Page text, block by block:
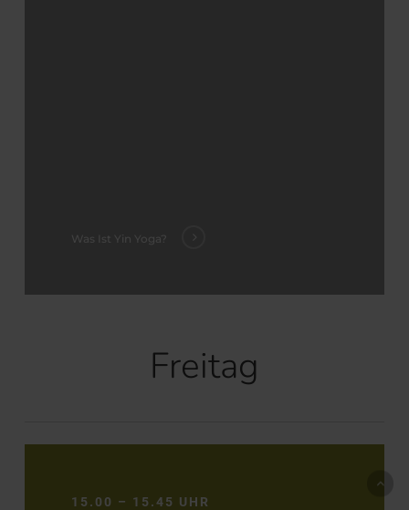
Was Ist Yin Yoga?
Freitag
15.00 – 15.45 UHR